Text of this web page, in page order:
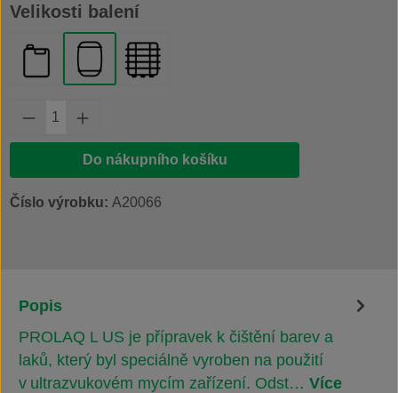
Vyberte
Velikosti balení
kanystr 20 lplastový sud 200 lIBC kontejner 1000 l
Množství produktu: Zadejte požadované
Do nákupního košíku
Číslo výrobku: A20066
Popis
PROLAQ L US je přípravek k čištění barev a
laků, který byl speciálně vyroben na použití
v ultrazvukovém mycím zařízení. Odst… Více